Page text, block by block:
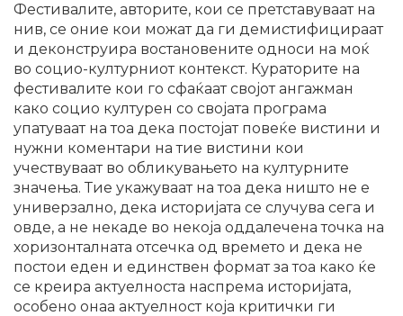
Фестивалите, авторите, кои се претставуваат на
нив, се оние кои можат да ги демистифицираат
и деконструира востановените односи на моќ
во социо-културниот контекст. Кураторите на
фестивалите кои го сфаќаат својот ангажман
како социо културен со својата програма
упатуваат на тоа дека постојат повеќе вистини и
нужни коментари на тие вистини кои
учествуваат во обликувањето на културните
значења. Тие укажуваат на тоа дека ништо не е
универзално, дека историјата се случува сега и
овде, а не некаде во некоја оддалечена точка на
хоризонталната отсечка од времето и дека не
постои еден и единствен формат за тоа како ќе
се креира актуелноста наспрема историјата,
особено онаа актуелност која критички ги